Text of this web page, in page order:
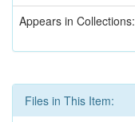
Appears in Collections:
Files in This Item: